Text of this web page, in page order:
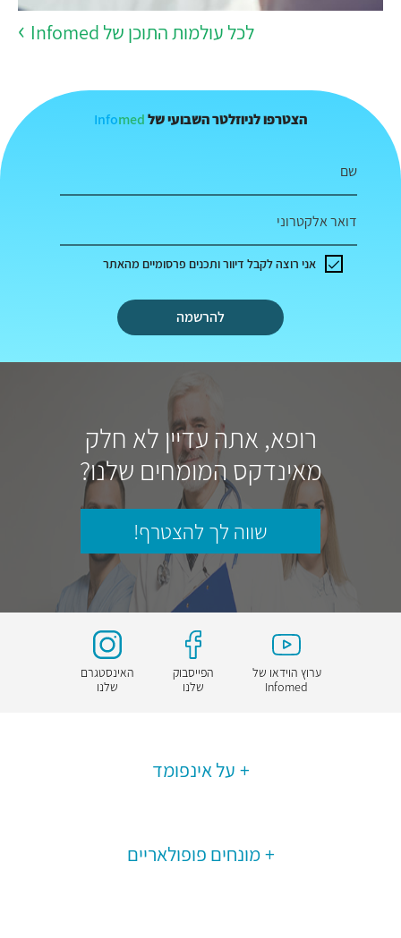
לכל עולמות התוכן של Infomed
הצטרפו לניוזלטר השבועי של Infomed
שם
דואר אלקטרוני
להרשמה
אני רוצה לקבל דיוור ותכנים פרסומיים מהאתר
רופא, אתה עדיין לא חלק
מאינדקס המומחים שלנו?
שווה לך להצטרף!
ערוץ הוידאו של
Infomed
הפייסבוק
שלנו
האינסטגרם
שלנו
על אינפומד
מונחים פופולאריים